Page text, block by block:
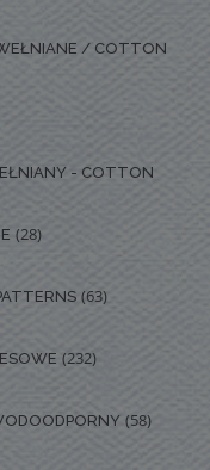
/ COTTON
- COTTON
(28)
(63)
(232)
(58)